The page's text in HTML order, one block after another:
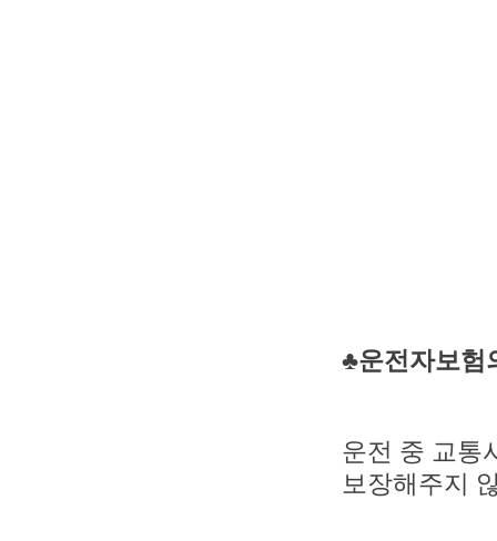
♣운전자보험
운전 중 교통
보장해주지